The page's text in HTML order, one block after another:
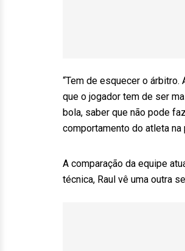
“Tem de esquecer o árbitro.
que o jogador tem de ser
bola, saber que não pode
comportamento do atleta na
A comparação da equipe
técnica, Raul vê uma outra